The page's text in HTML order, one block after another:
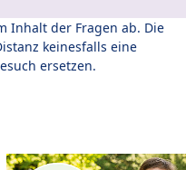
Inhalt der Fragen ab. Die
keinesfalls eine
ersetzen.